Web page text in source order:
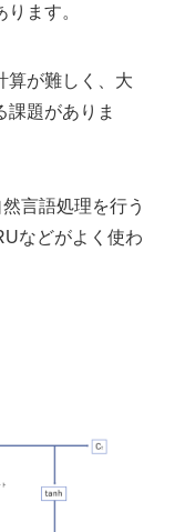
ます。
算が難しく、大
課題がありま
言語処理を行う
などがよく使わ